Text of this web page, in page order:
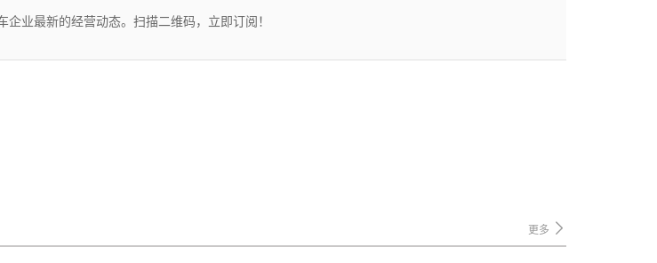
业最新的经营动态。扫描二维码，立即订阅！
更多